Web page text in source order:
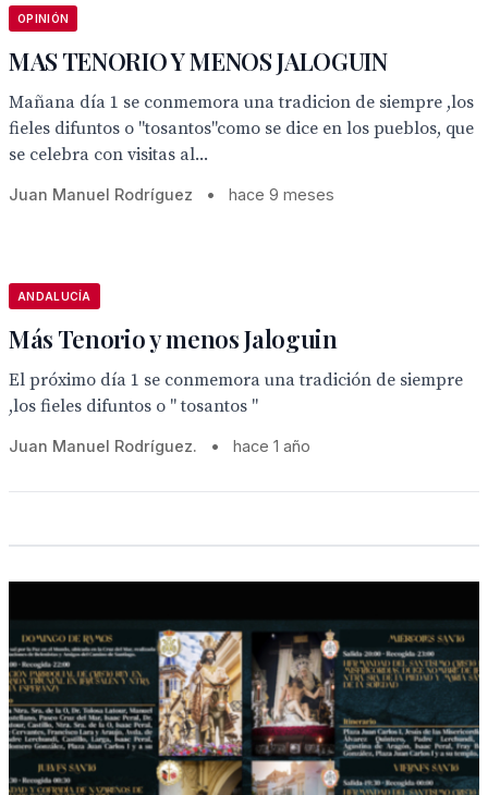
OPINIÓN
MAS TENORIO Y MENOS JALOGUIN
Mañana día 1 se conmemora una tradicion de siempre ,los
fieles difuntos o "tosantos"como se dice en los pueblos, que
se celebra con visitas al...
Juan Manuel Rodríguez • hace 9 meses
ANDALUCÍA
Más Tenorio y menos Jaloguin
El próximo día 1 se conmemora una tradición de siempre
,los fieles difuntos o " tosantos "
Juan Manuel Rodríguez. • hace 1 año